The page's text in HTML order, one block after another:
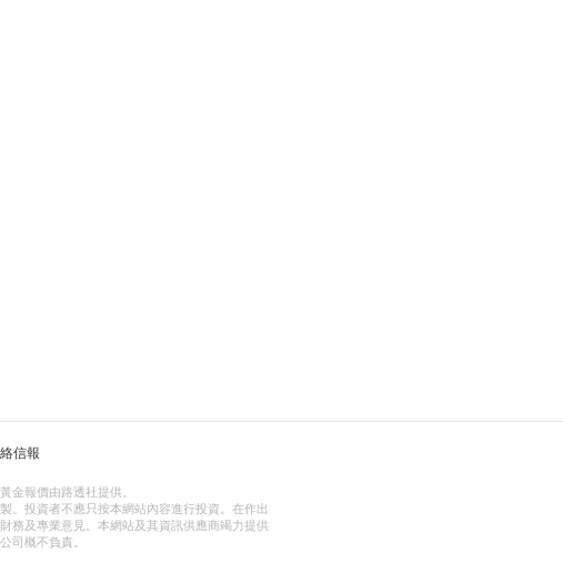
信報
金報價由路透社提供。
。投資者不應只按本網站內容進行投資。在作出
務及專業意見。本網站及其資訊供應商竭力提供
司概不負責。